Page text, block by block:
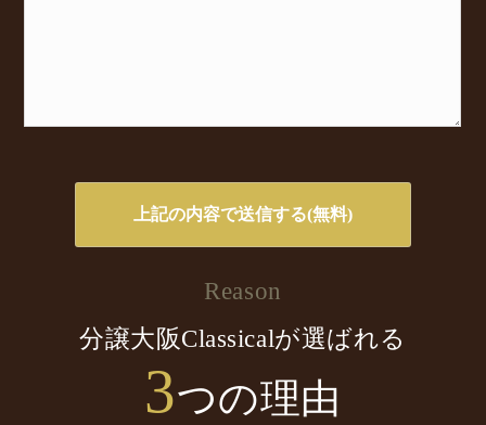
Reason
分譲大阪Classicalが選ばれる
3つの理由